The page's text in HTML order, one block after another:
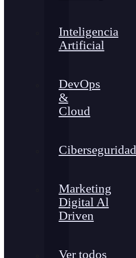
Inteligencia
Artificial
DevOps
&
Cloud
Ciberseguridad
Marketing
Digital Al
Driven
Ver todos